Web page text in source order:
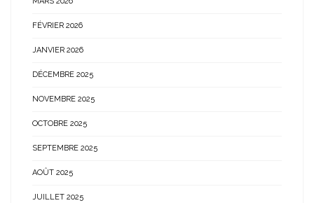
FÉVRIER 2026
JANVIER 2026
DÉCEMBRE 2025
NOVEMBRE 2025
OCTOBRE 2025
SEPTEMBRE 2025
AOÛT 2025
JUILLET 2025